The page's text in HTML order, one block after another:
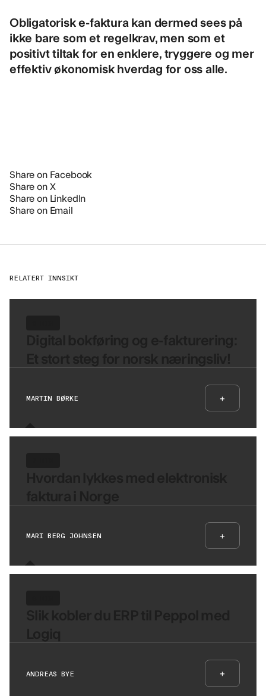
Share on Facebook
Share on X
Share on LinkedIn
Share on Email
Obligatorisk e-faktura kan dermed sees på
ikke bare som et regelkrav, men som et
positivt tiltak for en enklere, tryggere og mer
effektiv økonomisk hverdag for oss alle.
RELATERT INNSIKT
MARTIN BØRKE +
MARI BERG JOHNSEN +
ANDREAS BYE +